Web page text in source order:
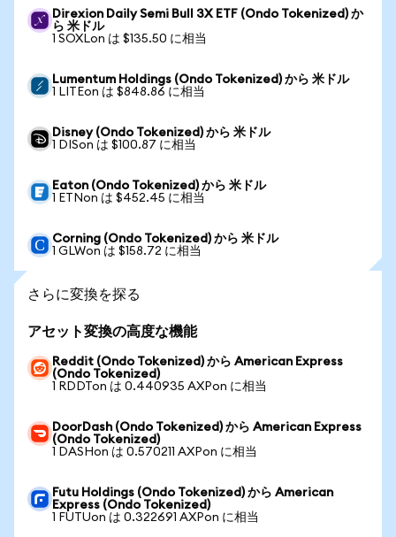
Direxion Daily Semi Bull 3X ETF (Ondo Tokenized) か
ら 米ドル
1 SOXLon は $135.50 に相当
Lumentum Holdings (Ondo Tokenized) から 米ドル
1 LITEon は $848.86 に相当
Disney (Ondo Tokenized) から 米ドル
1 DISon は $100.87 に相当
Eaton (Ondo Tokenized) から 米ドル
1 ETNon は $452.45 に相当
Corning (Ondo Tokenized) から 米ドル
1 GLWon は $158.72 に相当
さらに変換を探る
アセット変換の高度な機能
Reddit (Ondo Tokenized) から American Express
(Ondo Tokenized)
1 RDDTon は 0.440935 AXPon に相当
DoorDash (Ondo Tokenized) から American Express
(Ondo Tokenized)
1 DASHon は 0.570211 AXPon に相当
Futu Holdings (Ondo Tokenized) から American
Express (Ondo Tokenized)
1 FUTUon は 0.322691 AXPon に相当